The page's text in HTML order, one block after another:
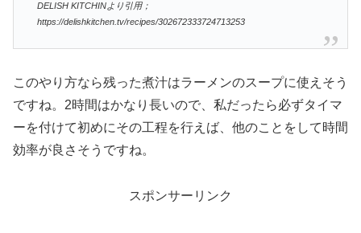
DELISH KITCHINより引用；
https://delishkitchen.tv/recipes/302672333724713253
このやり方なら残った煮汁はラーメンのスープに使えそう
ですね。2時間はかなり長いので、私だったら必ずタイマ
ーを付けて初めにその工程を行えば、他のことをして時間
効率が良さそうですね。
スポンサーリンク